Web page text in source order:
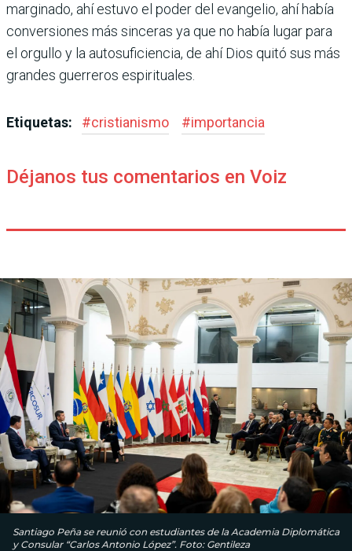
marginado, ahí estuvo el poder del evangelio, ahí había
conversiones más sinceras ya que no había lugar para
el orgullo y la autosuficiencia, de ahí Dios quitó sus más
grandes guerreros espirituales.
Etiquetas: #cristianismo #importancia
Déjanos tus comentarios en Voiz
Santiago Peña se reunió con estudiantes de la Academia Diplomática
y Consular “Carlos Antonio López”. Foto: Gentileza